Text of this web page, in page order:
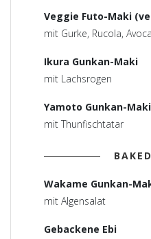
Veggie Futo-Maki
mit Gurke, Rucola,
Ikura Gunkan-Maki
mit Lachsrogen
Yamoto Gunkan-Maki
mit Thunfischtatar
Wakame Gunkan-
mit Algensalat
Gebackene Ebi